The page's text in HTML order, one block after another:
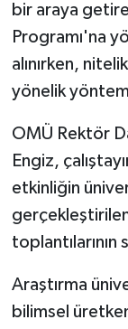
bir araya
Programı'na
alınırken,
yönelik
OMÜ Rektör
Engiz,
etkinliğin
Araştırma
bilimsel